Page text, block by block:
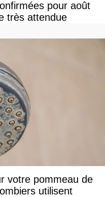
pour août
très attendue
votre pommeau de
utilisent